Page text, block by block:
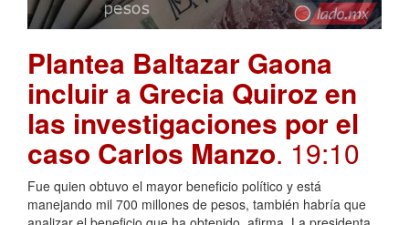
Plantea Baltazar Gaona
incluir a Grecia Quiroz en
las investigaciones por el
caso Carlos Manzo. 19:10
Fue quien obtuvo el mayor beneficio político y está
manejando mil 700 millones de pesos, también habría que